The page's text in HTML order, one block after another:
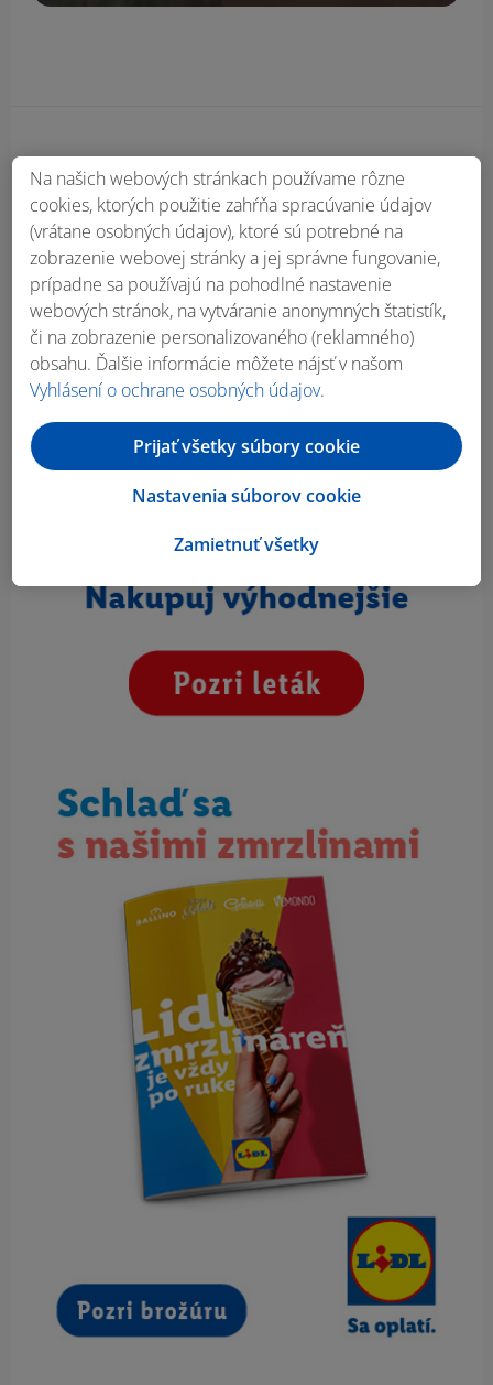
Obsah bočného panela
Na našich webových stránkach používame rôzne
cookies, ktorých použitie zahŕňa spracúvanie údajov
(vrátane osobných údajov), ktoré sú potrebné na
zobrazenie webovej stránky a jej správne fungovanie,
prípadne sa používajú na pohodlné nastavenie
webových stránok, na vytváranie anonymných štatistík,
či na zobrazenie personalizovaného (reklamného)
obsahu. Ďalšie informácie môžete nájsť v našom
Vyhlásení o ochrane osobných údajov.
Zamietnuť všetky
Nastavenia súborov cookie
Prijať všetky súbory cookie